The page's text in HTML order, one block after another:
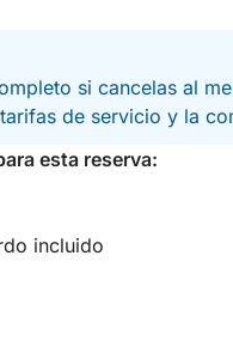
si cancelas al
de servicio y la
esta reserva:
incluido